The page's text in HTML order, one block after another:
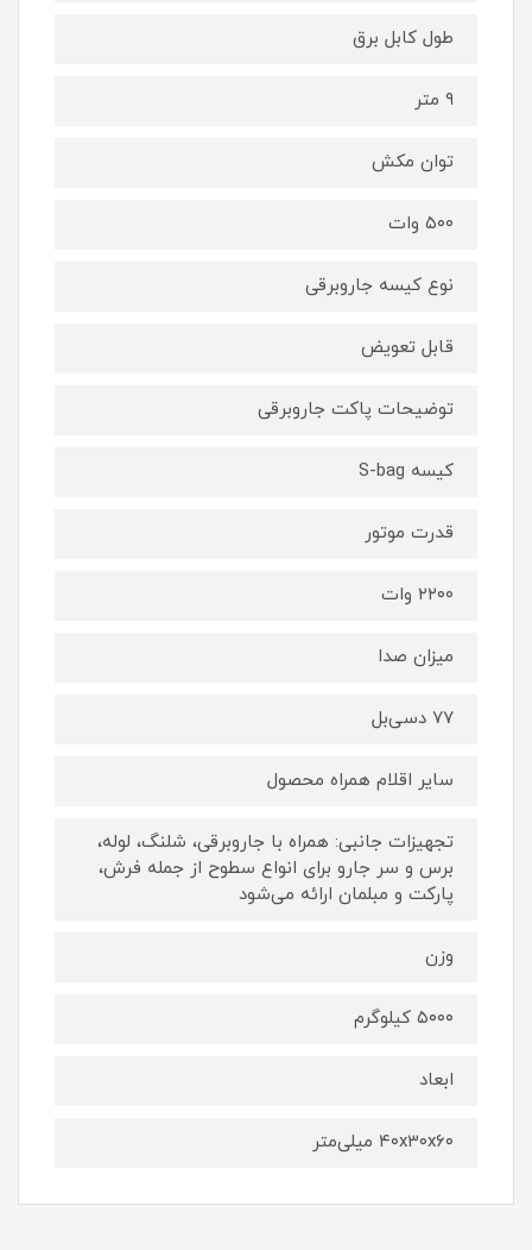
طول کابل برق
۹ متر
توان مکش
۵۰۰ وات
نوع کیسه جاروبرقی
قابل تعویض
توضیحات پاکت جاروبرقی
کیسه S-bag
قدرت موتور
۲۲۰۰ وات
میزان صدا
۷۷ دسی‌بل
سایر اقلام همراه محصول
تجهیزات جانبی: همراه با جاروبرقی، شلنگ، لوله،
برس و سر جارو برای انواع سطوح از جمله فرش،
پارکت و مبلمان ارائه می‌شود
وزن
۵۰۰۰ کیلوگرم
ابعاد
۴۰x۳۰x۶۰ میلی‌متر